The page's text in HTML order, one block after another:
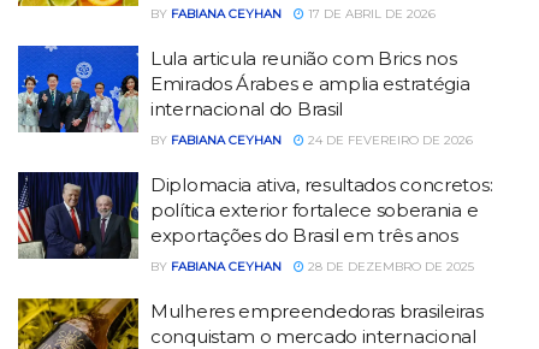
BY FABIANA CEYHAN 17 DE ABRIL DE 2026
Lula articula reunião com Brics nos
Emirados Árabes e amplia estratégia
internacional do Brasil
BY FABIANA CEYHAN 24 DE FEVEREIRO DE 2026
Diplomacia ativa, resultados concretos:
política exterior fortalece soberania e
exportações do Brasil em três anos
BY FABIANA CEYHAN 28 DE DEZEMBRO DE 2025
Mulheres empreendedoras brasileiras
conquistam o mercado internacional